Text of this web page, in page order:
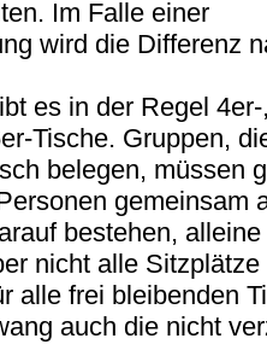
Im Falle einer
wird die Differenz
es in der Regel
Tische. Gruppen,
belegen, müssen
gemeinsam
bestehen,
nicht alle
alle frei bleibenden
auch die nicht